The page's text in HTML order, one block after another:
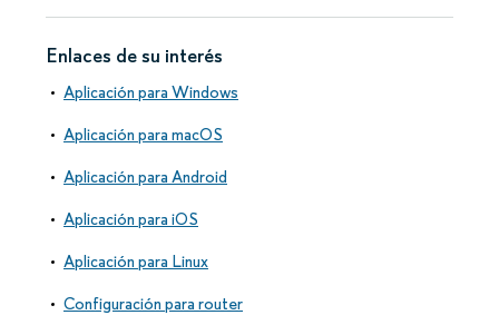
Enlaces de su interés
Aplicación para Windows
Aplicación para macOS
Aplicación para Android
Aplicación para iOS
Aplicación para Linux
Configuración para router